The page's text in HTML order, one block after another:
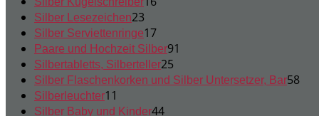
Silber Lesezeichen23
Produkte
Silber Serviettenringe1717
Produkte
Paare und Hochzeit Silber91
Silbertabletts, Silberteller25
Produkte
Silber Flaschenkorken und Silber Untersetzer, Bar5858
Silberleuchter11
Produkte
Silber Baby und Kinder4444